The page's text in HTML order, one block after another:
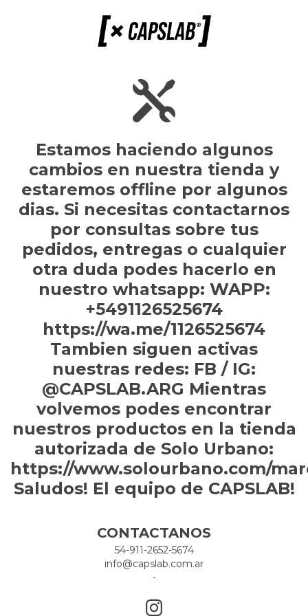
Estamos haciendo algunos
cambios en nuestra tienda y
estaremos offline por algunos
dias. Si necesitas contactarnos
por consultas sobre tus
pedidos, entregas o cualquier
otra duda podes hacerlo en
nuestro whatsapp: WAPP:
+5491126525674
https://wa.me/1126525674
Tambien siguen activas
nuestras redes: FB / IG:
@CAPSLAB.ARG Mientras
volvemos podes encontrar
nuestros productos en la tienda
autorizada de Solo Urbano:
https://www.solourbano.com/
Saludos! El equipo de CAPSLAB!
CONTACTANOS
54-911-2652-5674
info@capslab.com.ar
-